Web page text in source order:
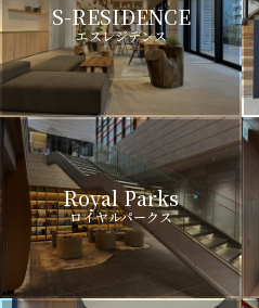
S-RESIDENCE
エスレジデンス
Royal Parks
ロイヤルパークス